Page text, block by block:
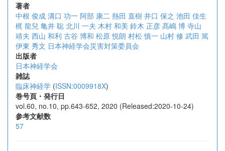
著者
中根 俊成 溝口 功一 阿部 康二 熱田 直樹 井口 保之 池田 佳生
梶 龍兒 亀井 聡 北川 一夫 木村 和美 鈴木 正彦 髙嶋 博 寺山
靖夫 西山 和利 古谷 博和 松原 悦朗 村松 慎一 山村 修 武田 篤
伊東 秀文 日本神経学会災害対策委員会
出版者
日本神経学会
雑誌
臨床神経学 (ISSN:0009918X)
巻号頁・発行日
vol.60, no.10, pp.643-652, 2020 (Released:2020-10-24)
参考文献数
57